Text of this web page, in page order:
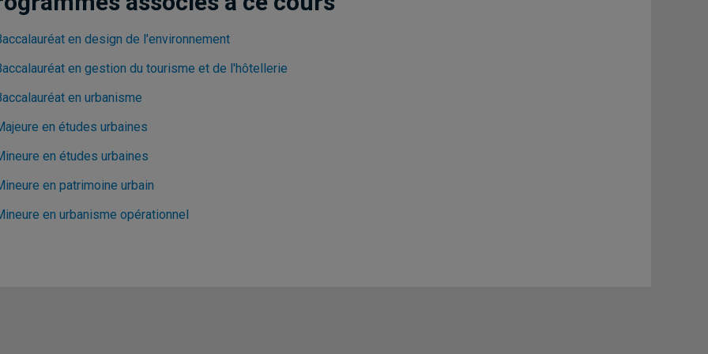
en design de l'environnement
en gestion du tourisme et de l'hôtellerie
en urbanisme
en études urbaines
en études urbaines
en patrimoine urbain
en urbanisme opérationnel